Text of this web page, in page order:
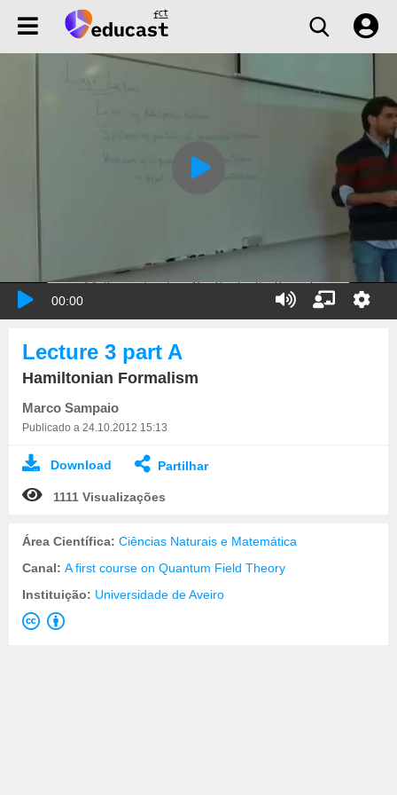
00:00
Lecture 3 part A
Hamiltonian Formalism
Marco Sampaio
Publicado a 24.10.2012 15:13
Download Partilhar
1111 Visualizações
Área Científica: Ciências Naturais e Matemática
Canal: A first course on Quantum Field Theory
Instituição: Universidade de Aveiro